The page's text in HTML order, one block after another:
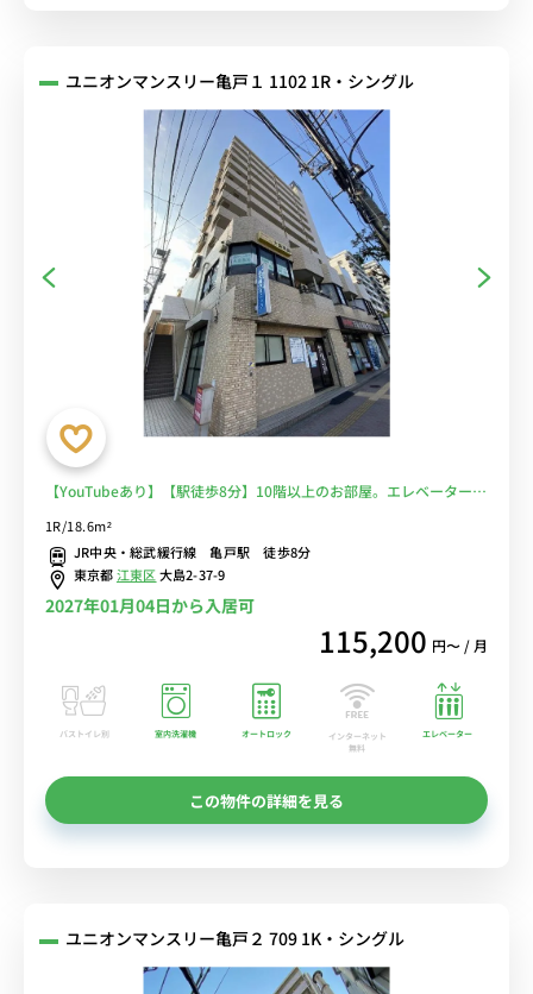
ユニオンマンスリー亀戸１ 1102 1R・シングル
【YouTubeあり】【駅徒歩8分】10階以上のお部屋。エレベーター・
レンタル中！
1R/18.6m²
JR中央・総武緩行線 亀戸駅 徒歩8分
東京都江東区大島2-37-9
2027年01月04日から入居可
115,200 円〜 / 月
バストイレ別 室内洗濯機 オートロック
インターネット
無料
エレベーター
この物件の詳細を見る
ユニオンマンスリー亀戸２ 709 1K・シングル